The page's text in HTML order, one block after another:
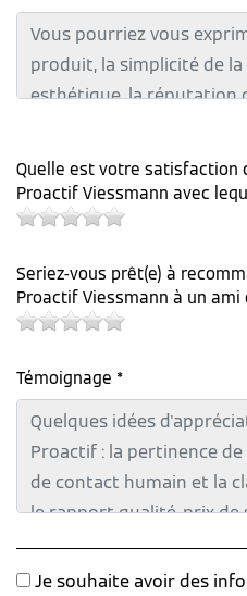
Quelle est votre
Proactif Viessmann avec
Seriez-vous prêt(e) à
Proactif Viessmann à un ami
Témoignage *
Je souhaite avoir des